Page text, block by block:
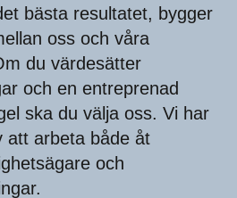
bästa resultatet, bygger
oss och våra
du värdesätter
och en entreprenad
ska du välja oss. Vi har
att arbeta både åt
och